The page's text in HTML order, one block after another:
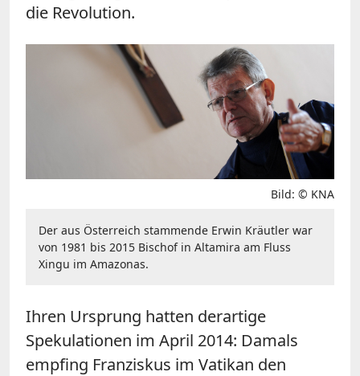
die Revolution.
Bild: © KNA
Der aus Österreich stammende Erwin Kräutler war
von 1981 bis 2015 Bischof in Altamira am Fluss
Xingu im Amazonas.
Ihren Ursprung hatten derartige
Spekulationen im April 2014: Damals
empfing Franziskus im Vatikan den